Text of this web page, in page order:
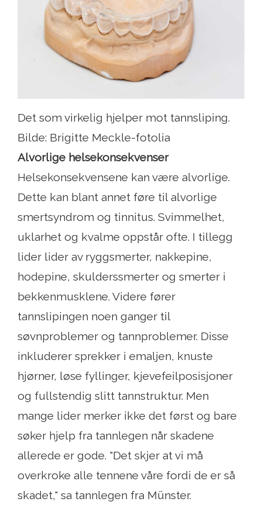
Det som virkelig hjelper mot tannsliping.
Bilde: Brigitte Meckle-fotolia
Alvorlige helsekonsekvenser
Helsekonsekvensene kan være alvorlige.
Dette kan blant annet føre til alvorlige
smertsyndrom og tinnitus. Svimmelhet,
uklarhet og kvalme oppstår ofte. I tillegg
lider lider av ryggsmerter, nakkepine,
hodepine, skulderssmerter og smerter i
bekkenmusklene. Videre fører
tannslipingen noen ganger til
søvnproblemer og tannproblemer. Disse
inkluderer sprekker i emaljen, knuste
hjørner, løse fyllinger, kjevefeilposisjoner
og fullstendig slitt tannstruktur. Men
mange lider merker ikke det først og bare
søker hjelp fra tannlegen når skadene
allerede er gode. "Det skjer at vi må
overkroke alle tennene våre fordi de er så
skadet," sa tannlegen fra Münster.